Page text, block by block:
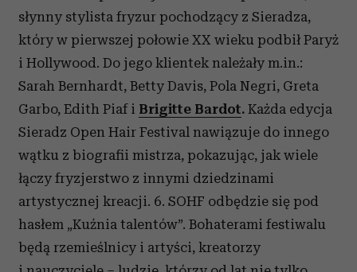
słynny stylista fryzur pochodzący z Sieradza,
który w pierwszej połowie XX wieku podbił Paryż
i Hollywood. Do jego klientek należały m.in.:
Sarah Bernhardt, Betty Davis, Pola Negri, Greta
Garbo, Edith Piaf i Brigitte Bardot. Każda edycja
Sieradz Open Hair Festival nawiązuje do innego
wątku z biografii mistrza, pokazując, jak wiele
łączy fryzjerstwo z innymi dziedzinami
artystycznej kreacji. 6. SOHF odbędzie się pod
hasłem „Kuźnia talentów”. Bohaterami festiwalu
będą rzemieślnicy i artyści, kreatorzy